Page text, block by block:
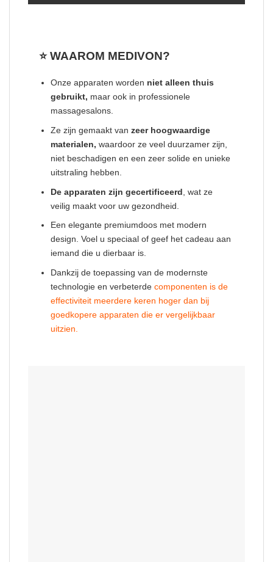
⭐ WAAROM MEDIVON?
Onze apparaten worden niet alleen thuis
gebruikt, maar ook in professionele
massagesalons.
Ze zijn gemaakt van zeer hoogwaardige
materialen, waardoor ze veel duurzamer zijn,
niet beschadigen en een zeer solide en unieke
uitstraling hebben.
De apparaten zijn gecertificeerd , wat ze
veilig maakt voor uw gezondheid.
Een elegante premiumdoos met modern
design. Voel u speciaal of geef het cadeau aan
iemand die u dierbaar is.
Dankzij de toepassing van de modernste
technologie en verbeterde componenten is de
effectiviteit meerdere keren hoger dan bij
goedkopere apparaten die er vergelijkbaar
uitzien.